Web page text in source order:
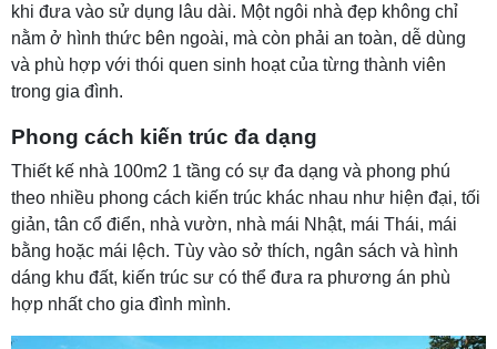
khi đưa vào sử dụng lâu dài. Một ngôi nhà đẹp không chỉ
nằm ở hình thức bên ngoài, mà còn phải an toàn, dễ dùng
và phù hợp với thói quen sinh hoạt của từng thành viên
trong gia đình.
Phong cách kiến trúc đa dạng
Thiết kế nhà 100m2 1 tầng có sự đa dạng và phong phú
theo nhiều phong cách kiến trúc khác nhau như hiện đại, tối
giản, tân cổ điển, nhà vườn, nhà mái Nhật, mái Thái, mái
bằng hoặc mái lệch. Tùy vào sở thích, ngân sách và hình
dáng khu đất, kiến trúc sư có thể đưa ra phương án phù
hợp nhất cho gia đình mình.